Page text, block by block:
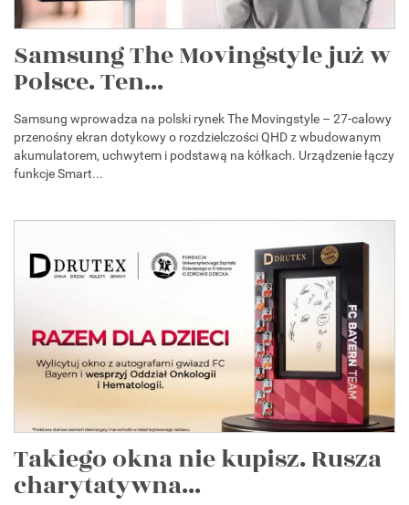
Samsung The Movingstyle już w
Polsce. Ten...
Samsung wprowadza na polski rynek The Movingstyle – 27-calowy
przenośny ekran dotykowy o rozdzielczości QHD z wbudowanym
akumulatorem, uchwytem i podstawą na kółkach. Urządzenie łączy
funkcje Smart...
Takiego okna nie kupisz. Rusza
charytatywna...